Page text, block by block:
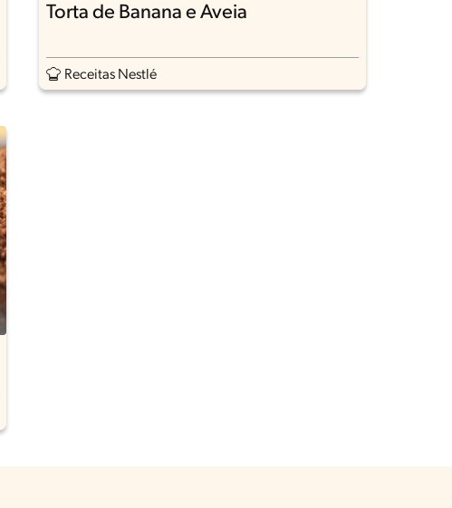
Torta de Banana e Aveia
Receitas Nestlé